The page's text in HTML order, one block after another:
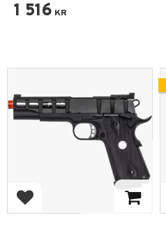
1 516 KR
Add to favorites